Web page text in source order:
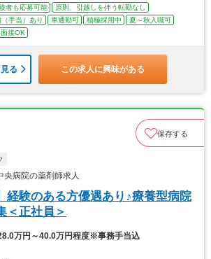
者も応募可能
原則、引越しを伴う転勤なし
手当）あり 車通勤可 積極採用中
夏～秋入職可
接OK
る この求人に興味がある
保存する
病院の薬剤師求人
経験のある方優遇あり♪療養型病院
＜正社員＞
万円～40.0万円程度※事務手当込